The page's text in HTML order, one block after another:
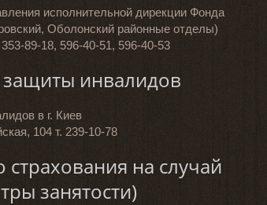
исполнительной дирекции Фонда
Оболонский районные отделы)
89-18, 596-40-51, 596-40-53
инвалидов
в г. Киев
104 т. 239-10-78
на случай
занятости)